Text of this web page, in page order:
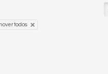
todos